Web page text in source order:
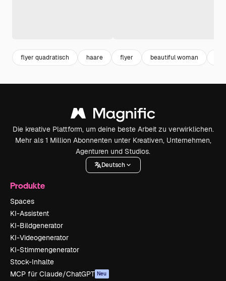
flyer quadratisch haare flyer beautiful woman
Die kreative Plattform, um deine beste Arbeit zu verwirklichen.
Mehr als 1 Million Abonnenten unter Kreativen, Unternehmen,
Agenturen und Studios.
Deutsch
Produkte
Spaces
KI-Assistent
KI-Bildgenerator
KI-Videogenerator
KI-Stimmengenerator
Stock-Inhalte
MCP für Claude/ChatGPT Neu